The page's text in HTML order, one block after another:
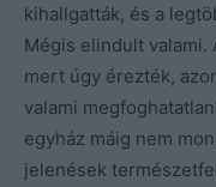
kihallgatták, és a
Mégis elindult valami.
mert úgy érezték,
valami
egyház máig nem
jelenések